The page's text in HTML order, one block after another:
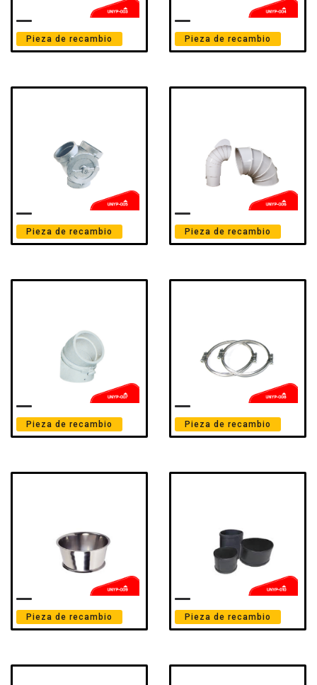
Pieza de recambio Pieza de recambio
Pieza de recambio Pieza de recambio
Pieza de recambio Pieza de recambio
Pieza de recambio Pieza de recambio